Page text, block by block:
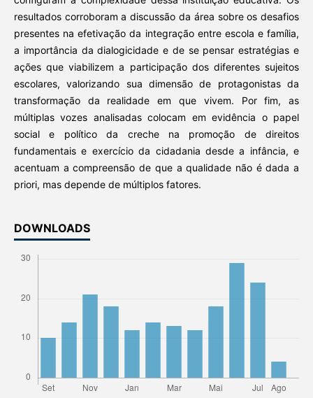
resultados corroboram a discussão da área sobre os desafios
presentes na efetivação da integração entre escola e família,
a importância da dialogicidade e de se pensar estratégias e
ações que viabilizem a participação dos diferentes sujeitos
escolares, valorizando sua dimensão de protagonistas da
transformação da realidade em que vivem. Por fim, as
múltiplas vozes analisadas colocam em evidência o papel
social e político da creche na promoção de direitos
fundamentais e exercício da cidadania desde a infância, e
acentuam a compreensão de que a qualidade não é dada a
priori, mas depende de múltiplos fatores.
DOWNLOADS